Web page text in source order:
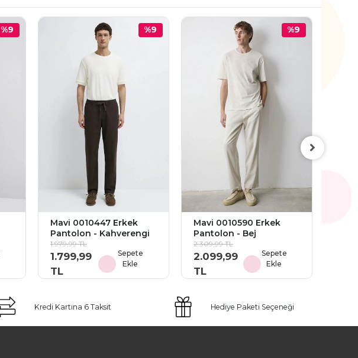
%9 %9
Mavi 0010447 Erkek
Pantolon - Kahverengi
1.979,99 TL
1.799,99
TL
Sepete
Ekle
%9
Mavi 0010590 Erkek
Pantolon - Bej
2.309,99 TL
2.099,99
TL
Sepete
Ekle
Kredi Kartına 6 Taksit Hediye Paketi Seçeneği